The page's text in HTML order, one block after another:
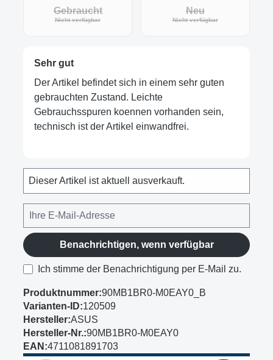
Gebraucht
Nicht verfügbar(Diese Option ist zurzeit nicht verfügbar.)
Neu
Nicht verfügbar(Diese Option ist
Sehr gut
Der Artikel befindet sich in einem sehr guten
gebrauchten Zustand. Leichte
Gebrauchsspuren koennen vorhanden sein,
technisch ist der Artikel einwandfrei.
Dieser Artikel ist aktuell ausverkauft.
Benachrichtigen, wenn verfügbar
Ich stimme der Benachrichtigung per E-Mail zu.
Produktnummer:90MB1BR0-M0EAY0_B
Varianten-ID:120509
Hersteller:ASUS
Hersteller-Nr.:90MB1BR0-M0EAY0
EAN:4711081891703